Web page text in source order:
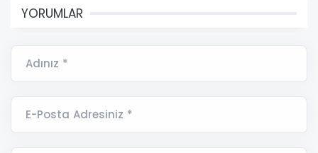
YORUMLAR
Adınız *
E-Posta Adresiniz *